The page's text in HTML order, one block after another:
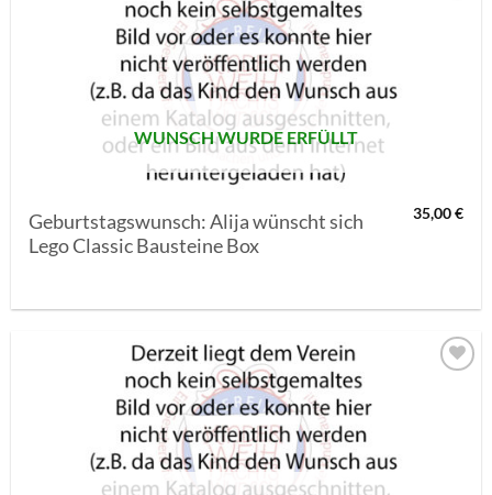
WUNSCH WURDE ERFÜLLT
Geburtstagswunsch: Alija wünscht sich
Lego Classic Bausteine Box
35,00€